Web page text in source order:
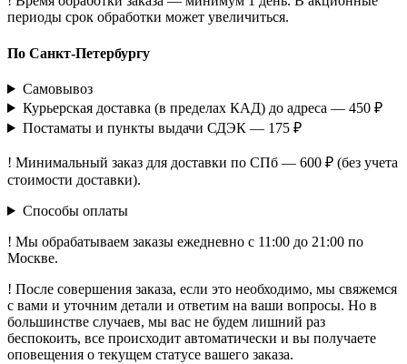
периоды срок обработки может увеличиться.
По Санкт-Петербургу
Самовывоз
Курьерская доставка (в пределах КАД) до адреса — 450 ₽
Постаматы и пункты выдачи СДЭК — 175 ₽
! Минимальный заказ для доставки по СПб — 600 ₽ (без учета
стоимости доставки).
Способы оплаты
! Мы обрабатываем заказы ежедневно с 11:00 до 21:00 по
Москве.
! После совершения заказа, если это необходимо, мы свяжемся
с вами и уточним детали и ответим на ваши вопросы. Но в
большинстве случаев, мы вас не будем лишний раз
беспокоить, все происходит автоматически и вы получаете
оповещения о текущем статусе вашего заказа.